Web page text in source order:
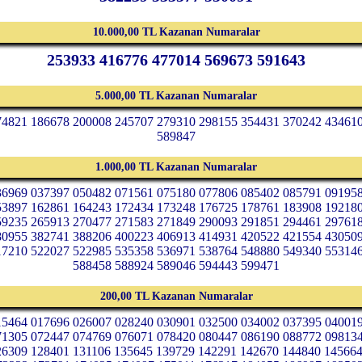
10.000,00 TL Kazanan Numaralar
253933 416776 477014 569673 591643
5.000,00 TL Kazanan Numaralar
186678 200008 245707 279310 298155 354431 370242
589847
1.000,00 TL Kazanan Numaralar
037397 050482 071561 075180 077806 085402 085791
162861 164243 172434 173248 176725 178761 183908
265913 270477 271583 271849 290093 291851 294461
382741 388206 400223 406913 414931 420522 421554
522027 522985 535358 536971 538764 548880 549340
588458 588924 589046 594443 599471
200,00 TL Kazanan Numaralar
017696 026007 028240 030901 032500 034002 037395
072447 074769 076071 078420 080447 086190 088772
128401 131106 135645 139729 142291 142670 144840